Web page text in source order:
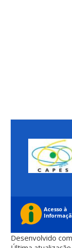
Desenvolvido